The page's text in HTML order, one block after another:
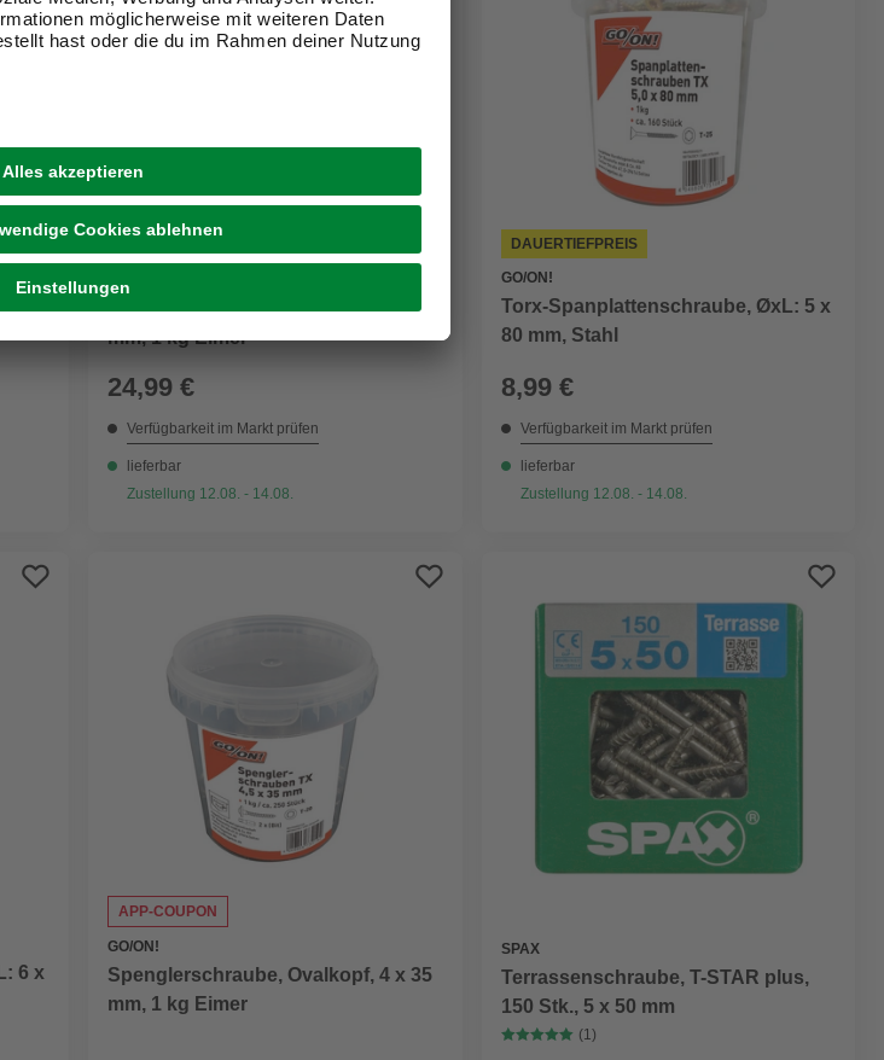
4 x
Terrassenschrauben, BxL: 5 x50
mm, 1 kg Eimer
24,99 €
Verfügbarkeit im Markt prüfen
lieferbar
Zustellung 12.08. - 14.08.
DAUERTIEFPREIS
GO/ON!
Torx-Spanplattenschraube, ØxL: 5 x
80 mm, Stahl
8,99 €
Verfügbarkeit im Markt prüfen
lieferbar
Zustellung 12.08. - 14.08.
6 x
APP-COUPON
GO/ON!
Spenglerschraube, Ovalkopf, 4 x 35
mm, 1 kg Eimer
SPAX
Terrassenschraube, T-STAR plus,
150 Stk., 5 x 50 mm
(1)